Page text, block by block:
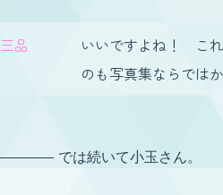
三品
いいですよね！ こ
のも写真集ならではか
では続いて小玉さん。